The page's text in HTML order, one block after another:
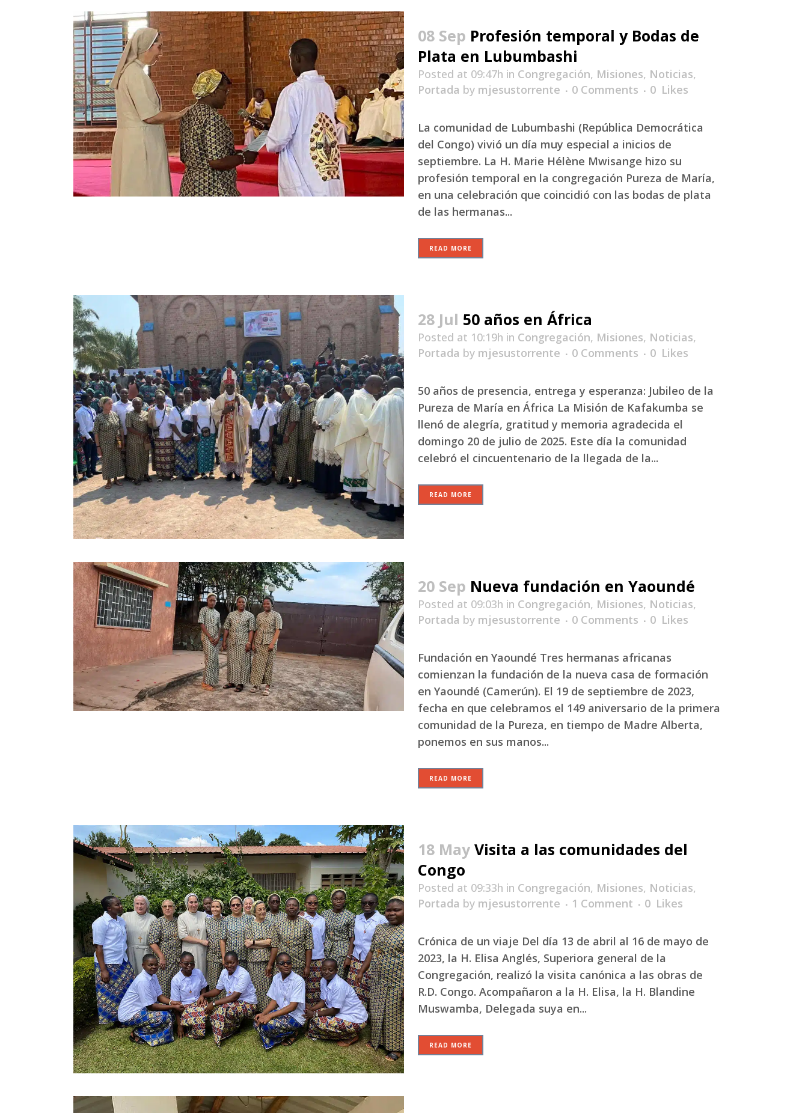
08 Sep Profesión temporal y Bodas de
Plata en Lubumbashi
Posted at 09:47h in Congregación, Misiones, Noticias,
Portada by mjesustorrente 0 Comments 0 Likes
La comunidad de Lubumbashi (República Democrática
del Congo) vivió un día muy especial a inicios de
septiembre. La H. Marie Hélène Mwisange hizo su
profesión temporal en la congregación Pureza de María,
en una celebración que coincidió con las bodas de plata
de las hermanas...
READ MORE
28 Jul 50 años en África
Posted at 10:19h in Congregación, Misiones, Noticias,
Portada by mjesustorrente 0 Comments 0 Likes
50 años de presencia, entrega y esperanza: Jubileo de la
Pureza de María en África La Misión de Kafakumba se
llenó de alegría, gratitud y memoria agradecida el
domingo 20 de julio de 2025. Este día la comunidad
celebró el cincuentenario de la llegada de la...
READ MORE
20 Sep Nueva fundación en Yaoundé
Posted at 09:03h in Congregación, Misiones, Noticias,
Portada by mjesustorrente 0 Comments 0 Likes
Fundación en Yaoundé Tres hermanas africanas
comienzan la fundación de la nueva casa de formación
en Yaoundé (Camerún). El 19 de septiembre de 2023,
fecha en que celebramos el 149 aniversario de la primera
comunidad de la Pureza, en tiempo de Madre Alberta,
ponemos en sus manos...
READ MORE
18 May Visita a las comunidades del
Congo
Posted at 09:33h in Congregación, Misiones, Noticias,
Portada by mjesustorrente 1 Comment 0 Likes
Crónica de un viaje Del día 13 de abril al 16 de mayo de
2023, la H. Elisa Anglés, Superiora general de la
Congregación, realizó la visita canónica a las obras de
R.D. Congo. Acompañaron a la H. Elisa, la H. Blandine
Muswamba, Delegada suya en...
READ MORE